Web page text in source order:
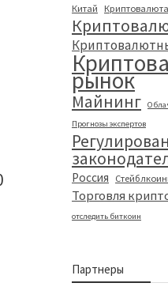
Китай
рынок
Майнинг
Прогнозы экспертов
Россия
Торговля
отследить биткоин
Партнеры